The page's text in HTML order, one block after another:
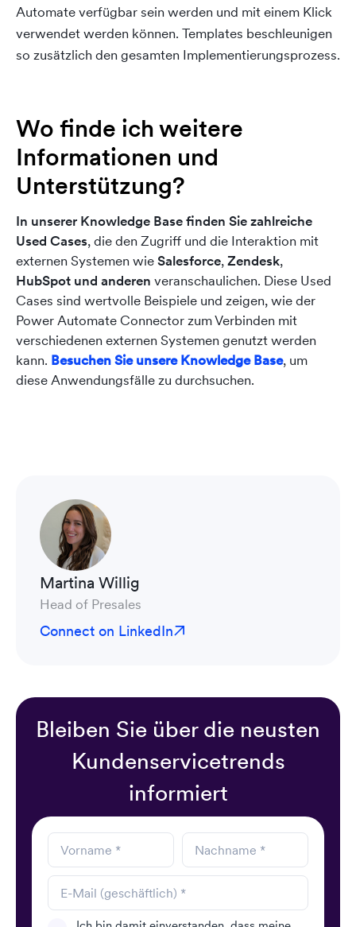
Automate verfügbar sein werden und mit einem Klick
verwendet werden können. Templates beschleunigen
so zusätzlich den gesamten Implementierungsprozess.
Wo finde ich weitere
Informationen und
Unterstützung?
In unserer Knowledge Base finden Sie zahlreiche
Used Cases, die den Zugriff und die Interaktion mit
externen Systemen wieSalesforce,Zendesk,
HubSpot und anderen veranschaulichen. Diese Used
Cases sind wertvolle Beispiele und zeigen, wie der
Power Automate Connector zum Verbinden mit
verschiedenen externen Systemen genutzt werden
kann. Besuchen Sie unsere Knowledge Base, um
diese Anwendungsfälle zu durchsuchen.
Martina Willig
Head of Presales
Connect on LinkedIn
Bleiben Sie über die neusten
Kundenservicetrends
informiert